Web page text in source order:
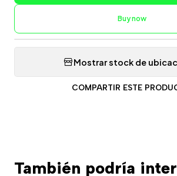
Buy now
Mostrar stock de
COMPARTIR ESTE
También podría